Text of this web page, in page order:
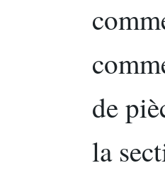
de
la